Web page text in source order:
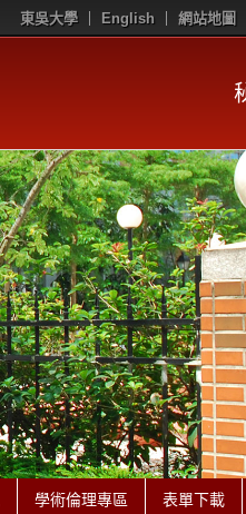
東吳大學 English 網站地圖
學術倫理專區 表單下載